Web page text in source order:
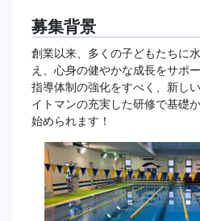
募集背景
創業以来、多くの子どもたちに
え、心身の健やかな成長をサポ
指導体制の強化をすべく、新し
イトマンの充実した研修で基礎
始められます！